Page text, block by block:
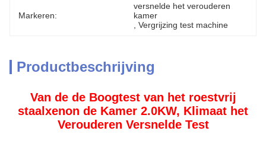
Markeren:
versnelde het verouderen
kamer
Vergrijzing test machine
Productbeschrijving
Van de de Boogtest van het roestvrij
staalxenon de Kamer 2.0KW, Klimaat het
Verouderen Versnelde Test